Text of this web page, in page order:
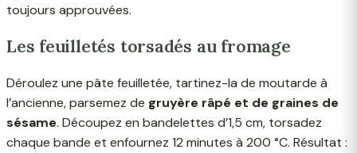
toujours approuvées.
Les feuilletés torsadés au fromage
Déroulez une pâte feuilletée, tartinez-la de moutarde à
l’ancienne, parsemez de gruyère râpé et de graines de
sésame. Découpez en bandelettes d’1,5 cm, torsadez
chaque bande et enfournez 12 minutes à 200 °C. Résultat :